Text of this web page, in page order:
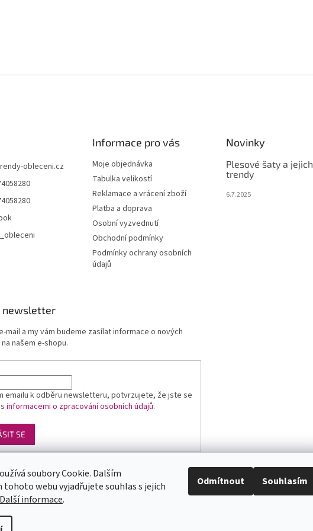
soubory Cookie. Dalším
tohoto webu vyjadřujete souhlas s jejich
Další informace.
Odmítnout Souhlasím
obleceni.cz
Informace pro vás
Moje objednávka
Tabulka velikostí
Reklamace a vrácení zboží
Platba a doprava
Osobní vyzvednutí
Obchodní podmínky
Podmínky ochrany osobních
údajů
Novinky
Plesové šaty a jejich
trendy
6.7.2025
newsletter
mail a my vám budeme zasílat informace o nových
našem e-shopu.
emailu k odběru newsletteru, potvrzujete, že jste se
informacemi o zpracování osobních údajů.
SE
Luxusní pánská móda GLAMI Levné ubytování v Orlických horách